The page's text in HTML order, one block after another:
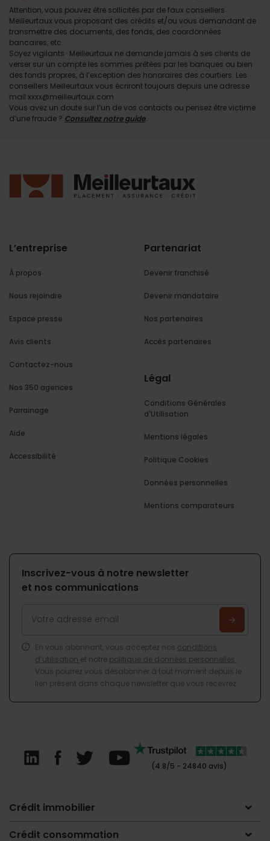
Attention, vous pouvez être sollicités par de faux conseillers
Meilleurtaux vous proposant des crédits et/ou vous demandant de
transmettre des documents, des fonds, des coordonnées
bancaires, etc.
Soyez vigilants · Meilleurtaux ne demande jamais à ses clients de
verser sur un compte les sommes prêtées par les banques ou bien
des fonds propres, à l’exception des honoraires des courtiers. Les
conseillers Meilleurtaux vous écriront toujours depuis une adresse
mail xxxx@meilleurtaux.com
Vous avez un doute sur l’un de vos contacts ou pensez être victime
d’une fraude ? Consultez notre guide.
L’entreprise
À propos
Nous rejoindre
Espace presse
Avis clients
Contactez-nous
Nos 350 agences
Parrainage
Aide
Accessibilité
Partenariat
Devenir franchisé
Devenir mandataire
Nos partenaires
Accès partenaires
Légal
Conditions Générales
d'Utilisation
Mentions légales
Politique Cookies
Données personnelles
Mentions comparateurs
Inscrivez-vous à notre newsletter
et nos communications
En vous abonnant, vous acceptez nos conditions
d’utilisation et notre politique de données personnelles
Vous pourrez vous désabonner à tout moment depuis le
lien présent dans chaque newsletter que vous recevrez.
(4.8/5 - 24840 avis)
Crédit immobilier
Crédit consommation